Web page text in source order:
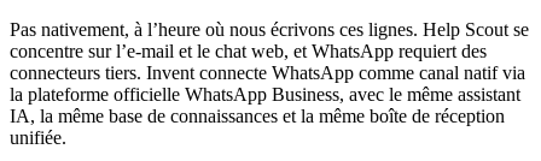
Pas nativement, à l’heure où nous écrivons ces lignes. Help Scout se
concentre sur l’e-mail et le chat web, et WhatsApp requiert des
connecteurs tiers. Invent connecte WhatsApp comme canal natif via
la plateforme officielle WhatsApp Business, avec le même assistant
IA, la même base de connaissances et la même boîte de réception
unifiée.